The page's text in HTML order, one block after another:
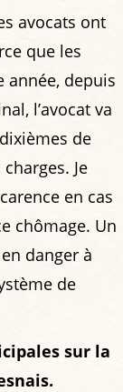
avocats ont
que les
année, depuis
l’avocat va
de
Je
en cas
chômage. Un
danger à
de
sur la